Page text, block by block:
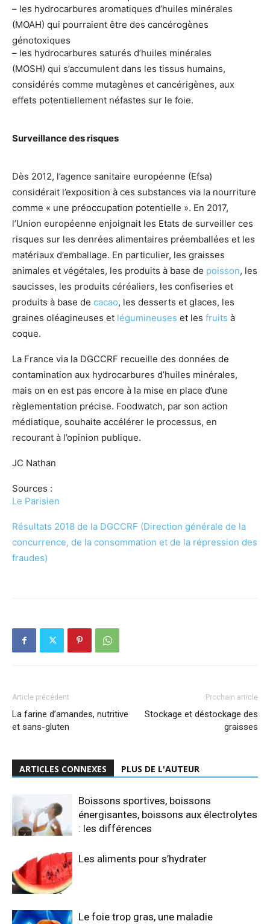
– les hydrocarbures aromatiques d’huiles minérales
(MOAH) qui pourraient être des cancérogènes
génotoxiques
– les hydrocarbures saturés d’huiles minérales
(MOSH) qui s’accumulent dans les tissus humains,
considérés comme mutagènes et cancérigènes, aux
effets potentiellement néfastes sur le foie.
Surveillance des risques
Dès 2012, l’agence sanitaire européenne (Efsa)
considérait l’exposition à ces substances via la nourriture
comme « une préoccupation potentielle ». En 2017,
l’Union européenne enjoignait les Etats de surveiller ces
risques sur les denrées alimentaires préemballées et les
matériaux d’emballage. En particulier, les graisses
animales et végétales, les produits à base de poisson, les
saucisses, les produits céréaliers, les confiseries et
produits à base de cacao, les desserts et glaces, les
graines oléagineuses et légumineuses et les fruits à
coque.
La France via la DGCCRF recueille des données de
contamination aux hydrocarbures d’huiles minérales,
mais on en est pas encore à la mise en place d’une
règlementation précise. Foodwatch, par son action
médiatique, souhaite accélérer le processus, en
recourant à l’opinion publique.
JC Nathan
Sources :
Le Parisien
Résultats 2018 de la DGCCRF (Direction générale de la
concurrence, de la consommation et de la répression des
fraudes)
Article précédent
La farine d’amandes, nutritive
et sans-gluten
Prochain article
Stockage et déstockage des
graisses
ARTICLES CONNEXES PLUS DE L'AUTEUR
Boissons sportives, boissons
énergisantes, boissons aux électrolytes
: les différences
Les aliments pour s’hydrater
Le foie trop gras, une maladie